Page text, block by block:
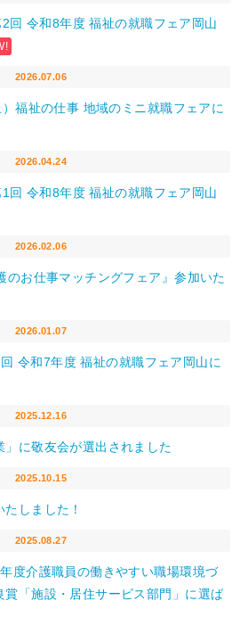
回 令和8年度 福祉の就職フェア岡山
2026.07.06
福祉の仕事 地域のミニ就職フェアに
2026.04.24
回 令和8年度 福祉の就職フェア岡山
2026.02.06
のお仕事マッチングフェア』参加いた
2026.01.07
令和7年度 福祉の就職フェア岡山に
2025.12.16
」に敬友会が選出されました
2025.10.15
しました！
2025.08.27
度介護職員の働きやすい職場環境づ
賞「施設・居住サービス部門」に選ば